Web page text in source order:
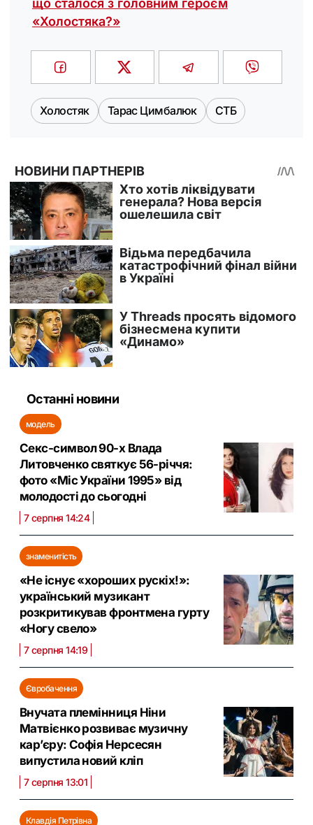
що сталося з головним героєм
«Холостяка?»
Холостяк Тарас Цимбалюк СТБ
Останні новини
модель
Секс-символ 90-х Влада
Литовченко святкує 56-річчя:
фото «Міс України 1995» від
молодості до сьогодні
7 серпня 14:24
знаменитість
«Не існує «хороших рускіх!»:
український музикант
розкритикував фронтмена гурту
«Ногу свело»
7 серпня 14:19
Євробачення
Внучата племінниця Ніни
Матвієнко розвиває музичну
кар’єру: Софія Нерсесян
випустила новий кліп
7 серпня 13:01
Клавдія Петрівна